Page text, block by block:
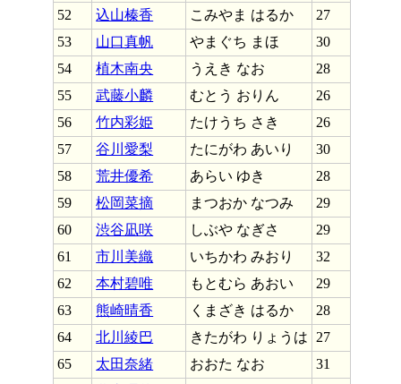
52
込山榛香 こみやま はるか
27
53
山口真帆 やまぐち まほ
30
54
植木南央 うえき なお
28
55
武藤小麟 むとう おりん
26
56
竹内彩姫 たけうち さき
26
57
谷川愛梨 たにがわ あいり
30
58
荒井優希 あらい ゆき
28
59
松岡菜摘 まつおか なつみ
29
60
渋谷凪咲 しぶや なぎさ
29
61
市川美織 いちかわ みおり
32
62
本村碧唯 もとむら あおい
29
63
熊崎晴香 くまざき はるか
28
64
北川綾巴 きたがわ りょうは
27
65
太田奈緒 おおた なお
31